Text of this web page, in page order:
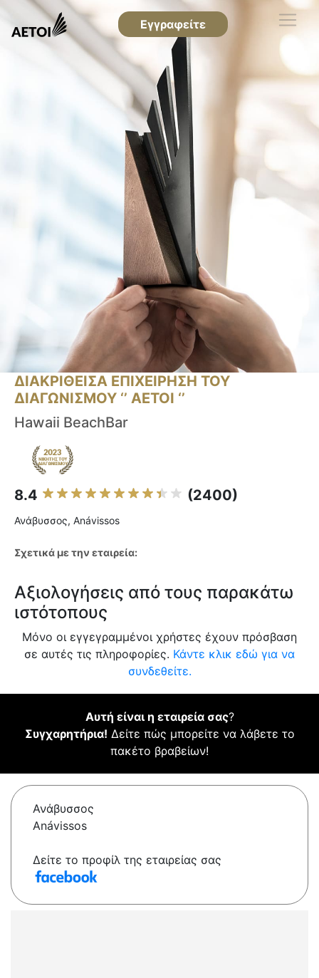
Εγγραφείτε
ΔΙΑΚΡΙΘΕΙΣΑ ΕΠΙΧΕΙΡΗΣΗ ΤΟΥ
ΔΙΑΓΩΝΙΣΜΟΥ ‘’ ΑΕΤΟΙ ‘’
Hawaii BeachBar
8.4 (2400)
Ανάβυσσος, Anávissos
Σχετικά με την εταιρεία:
Αξιολογήσεις από τους παρακάτω
ιστότοπους
Μόνο οι εγγεγραμμένοι χρήστες έχουν πρόσβαση
σε αυτές τις πληροφορίες. Κάντε κλικ εδώ για να
συνδεθείτε.
Αυτή είναι η εταιρεία σας?
Συγχαρητήρια! Δείτε πώς μπορείτε να λάβετε το
πακέτο βραβείων!
Ανάβυσσος
Anávissos
Δείτε το προφίλ της εταιρείας σας